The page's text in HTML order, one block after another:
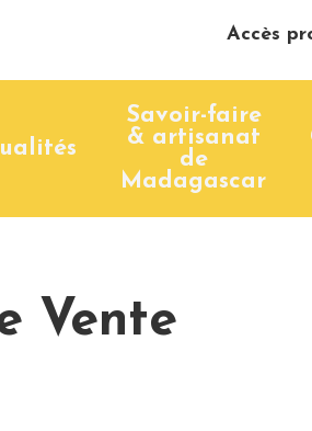
Accès
Savoir-faire
& artisanat
de
Madagascar
Vente